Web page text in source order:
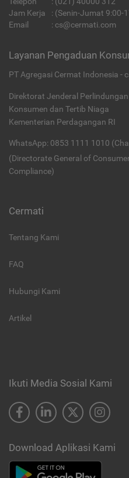
Jam Kerja
: (Senin-Jumat 9:00-
Email
: cs@cermati.com
Layanan Pengaduan
PT Agregasi Cermat Indonesia -
Direktorat Jenderal Perlindungan
Konsumen dan Tertib Niaga
Kementerian Perdagangan RI
WhatsApp: 0853 1111 1010
(Directorate General of
Compliance)
Cermati
Tentang Kami
FAQ
Hubungi Kami
Artikel
Ikuti Media Sosial Kami
Download Aplikasi Kami